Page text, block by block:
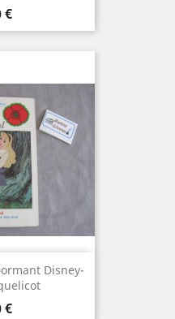
€
Disney-
€